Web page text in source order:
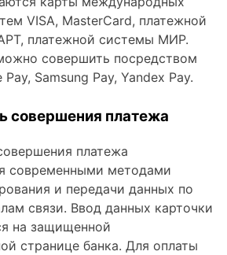
VISA, MasterCard, платежной
платежной системы МИР.
совершить посредством
Samsung Pay, Yandex Pay.
совершения платежа
платежа
современными методами
и передачи данных по
связи. Ввод данных карточки
на защищенной
странице банка. Для оплаты
глянцевая
матовая